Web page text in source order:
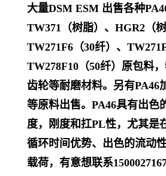
大量DSM ESM 出售各种
TW371（树脂）、HGR2（树
TW271F6（30纤）、
TW278F10（50纤）原包料
齿轮等耐磨材料。另有PA46
等原料出售。PA46具有出色
度，刚度和扛PL性，尤其是
循环时间优势、出色的流动
载荷，有意想联系